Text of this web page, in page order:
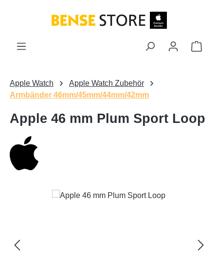
Apple Watch
Apple Watch Zubehör
Armbänder 46mm/45mm/44mm/42mm
Apple 46 mm Plum Sport Loop
Bildergalerie überspringen